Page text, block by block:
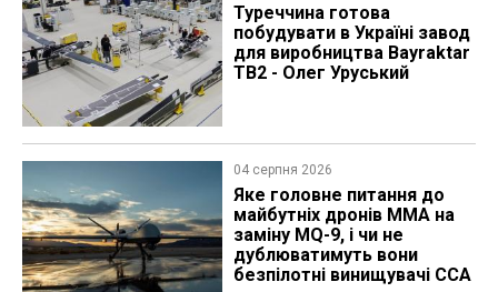
​Туреччина готова
побудувати в Україні завод
для виробництва Bayraktar
TB2 - Олег Уруський
04 серпня 2026
Яке головне питання до
майбутніх дронів MMA на
заміну MQ-9, і чи не
дублюватимуть вони
безпілотні винищувачі CCA